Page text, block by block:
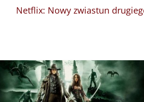
Netflix: Nowy zwiastun